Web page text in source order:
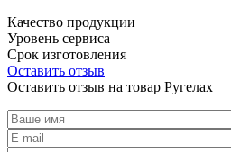
Качество продукции
Уровень сервиса
Срок изготовления
Оставить отзыв
Оставить отзыв на товар Ругелах